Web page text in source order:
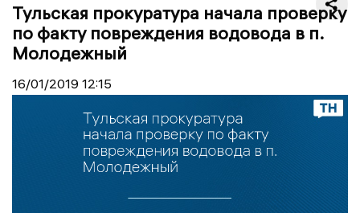
Тульская прокуратура начала проверку
по факту повреждения водовода в п.
Молодежный
16/01/2019 12:15